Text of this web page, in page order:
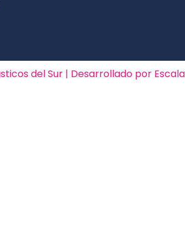
del Sur | Desarrollado por